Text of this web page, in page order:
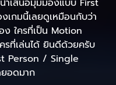
ำเสนอมุมมองแบบ First
เกมนี้เลยดูเหมือนกับว่า
ง ใครที่เป็น Motion
รที่เล่นได้ ยินดีด้วยครับ
Person / Single
อดมาก